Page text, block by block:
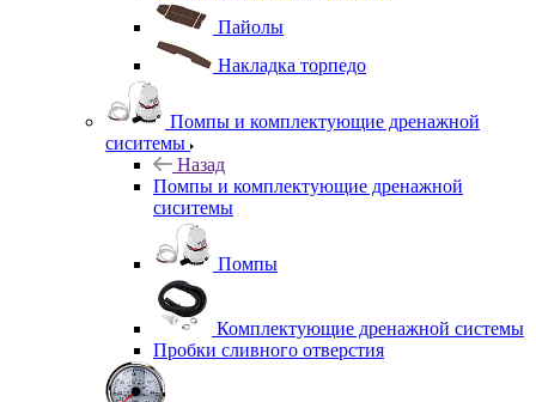
Пайолы
Накладка торпедо
Помпы и комплектующие дренажной
сиситемы
Назад
Помпы и комплектующие дренажной
сиситемы
Помпы
Комплектующие дренажной системы
Пробки сливного отверстия